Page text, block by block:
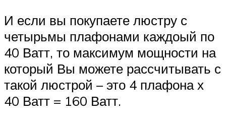
И если вы покупаете люстру с
четырьмы плафонами каждоый по
40 Ватт, то максимум мощности на
который Вы можете рассчитывать с
такой люстрой – это 4 плафона х
40 Ватт = 160 Ватт.